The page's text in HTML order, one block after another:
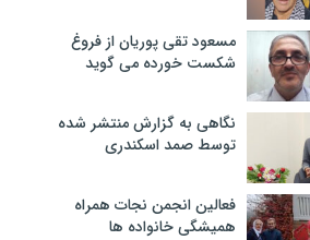
مسعود تقی پوریان از فروغ
شکست خورده می گوید
نگاهی به گزارش منتشر شده
توسط صمد اسکندری
فعالین انجمن نجات همراه
همیشگی خانواده ها